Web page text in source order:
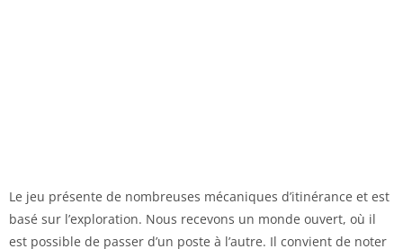
Le jeu présente de nombreuses mécaniques d’itinérance et est
basé sur l’exploration. Nous recevons un monde ouvert, où il
est possible de passer d’un poste à l’autre. Il convient de noter